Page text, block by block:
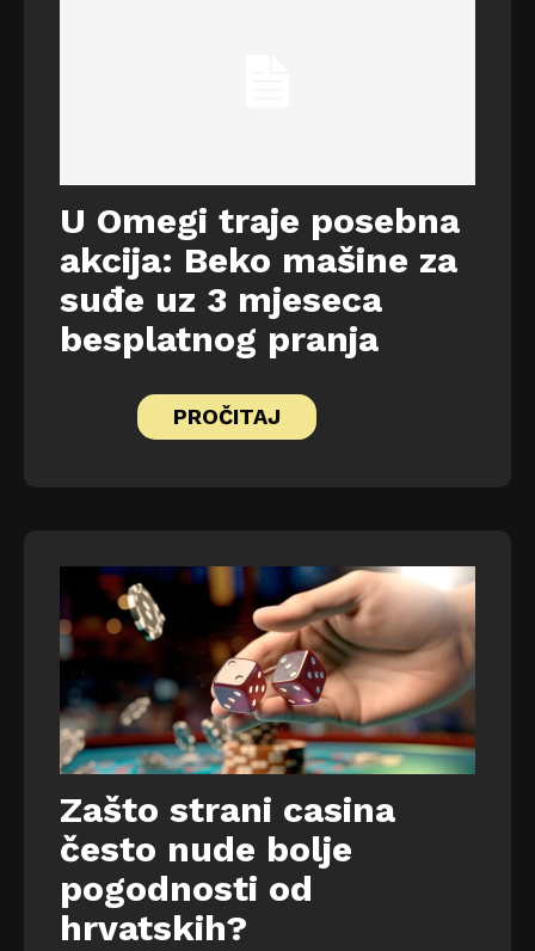
U Omegi traje posebna
akcija: Beko mašine za
suđe uz 3 mjeseca
besplatnog pranja
PROČITAJ
Zašto strani casina
često nude bolje
pogodnosti od
hrvatskih?